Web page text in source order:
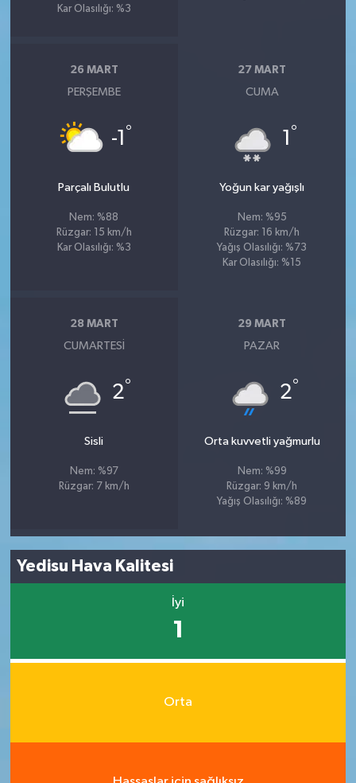
Kar Olasılığı: %3
26 MART
PERŞEMBE
-1 °
Parçalı Bulutlu
Nem: %88
Rüzgar: 15 km/h
Kar Olasılığı: %3
27 MART
CUMA
1 °
Yoğun kar yağışlı
Nem: %95
Rüzgar: 16 km/h
Yağış Olasılığı: %73
Kar Olasılığı: %15
28 MART
CUMARTESI
2°
Sisli
Nem: %97
Rüzgar: 7 km/h
29 MART
PAZAR
2°
Orta kuvvetli yağmurlu
Nem: %99
Rüzgar: 9 km/h
Yağış Olasılığı: %89
Yedisu Hava Kalitesi
İyi
1
Orta